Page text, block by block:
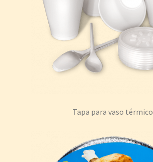
Tapa para vaso térmico